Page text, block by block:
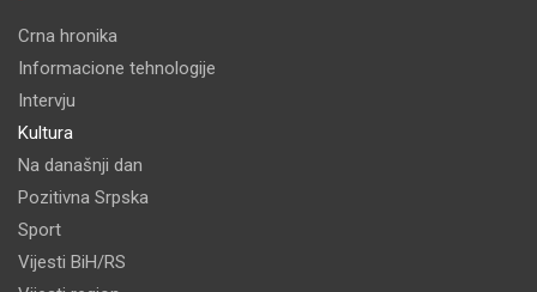
Crna hronika
Informacione tehnologije
Intervju
Kultura
Na današnji dan
Pozitivna Srpska
Sport
Vijesti BiH/RS